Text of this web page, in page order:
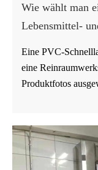
Wie wählt man
Lebensmittel-
Eine PVC-
eine
Produktfotos
Reinigung
lediglich „Tor für